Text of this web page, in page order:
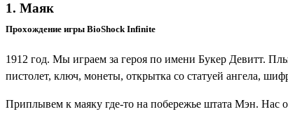
1. Маяк
Прохождение игры BioShock Infinite
1912 год. Мы играем за героя по имени Букер Девитт.
пистолет, ключ, монеты, открытка со статуей ангела,
Приплывем к маяку где-то на побережье штата Мэн. Нас